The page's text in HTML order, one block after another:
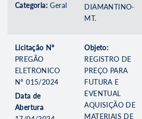
Categoria:Geral
DIAMANTINO-
MT.
Licitação Nº
PREGÃO
ELETRONICO
Nº 015/2024
Data de
Abertura
Objeto:
REGISTRO DE
PREÇO PARA
FUTURA E
EVENTUAL
AQUISIÇÃO DE
MATERIAIS DE